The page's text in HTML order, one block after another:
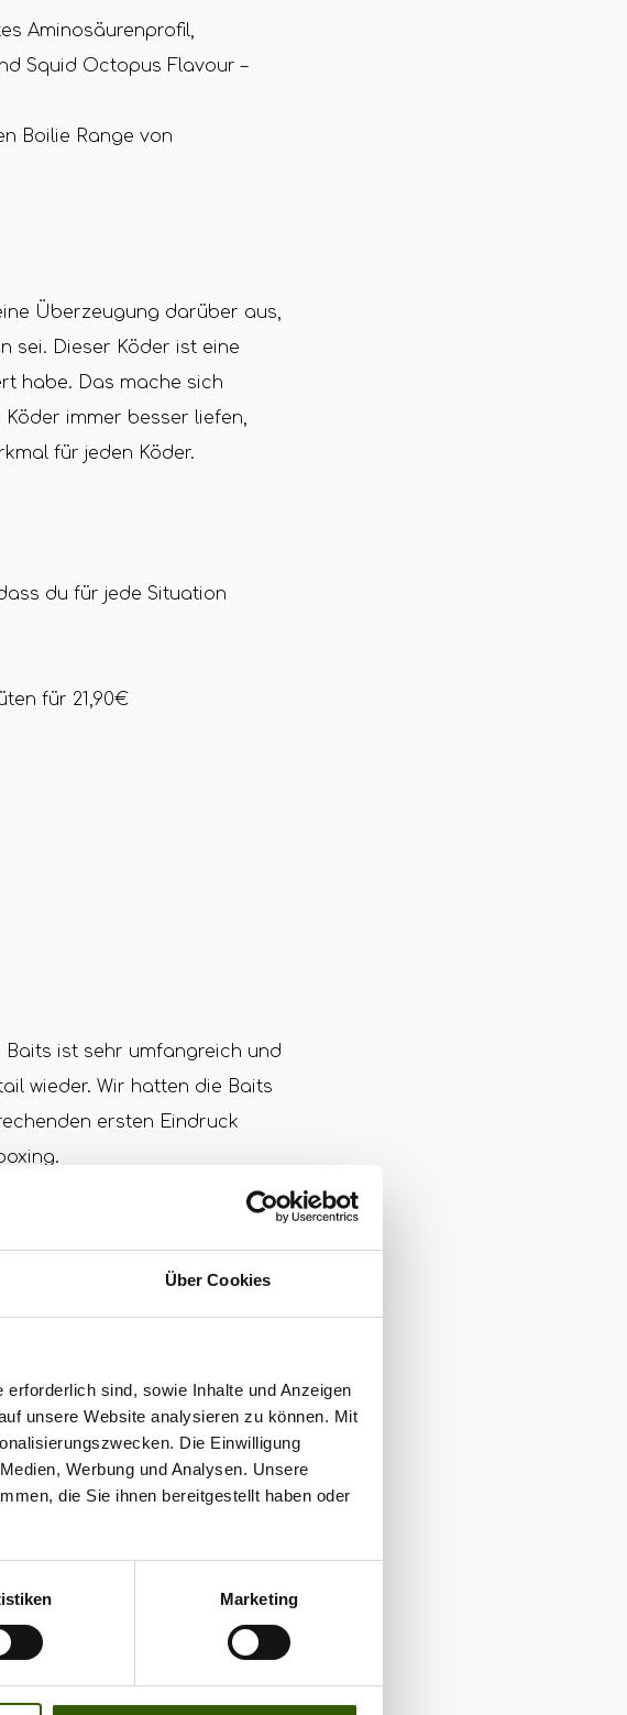
Über Cookies
sind, sowie Inhalte und Anzeigen
unsere Website analysieren zu können. Mit
Die Einwilligung
Werbung und Analysen. Unsere
die Sie ihnen bereitgestellt haben oder
Marketing
Aminosäurenprofil,
Squid Octopus Flavour –
Boilie Range von
Überzeugung darüber aus,
sei. Dieser Köder ist eine
habe. Das mache sich
immer besser liefen,
für jeden Köder.
du für jede Situation
für 21,90€
Baits ist sehr umfangreich und
wieder. Wir hatten die Baits
ersten Eindruck